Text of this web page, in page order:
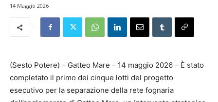
14 Maggio 2026
(Sesto Potere) – Gatteo Mare – 14 maggio 2026 – È stato
completato il primo dei cinque lotti del progetto
esecutivo per la separazione della rete fognaria